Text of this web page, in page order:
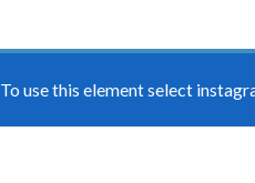
To use this element select